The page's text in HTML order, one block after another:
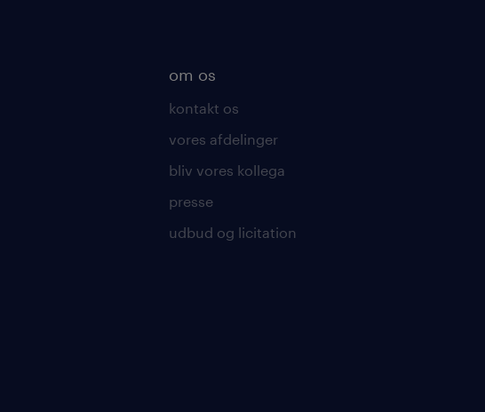
om os
kontakt os
vores afdelinger
bliv vores kollega
presse
udbud og licitation